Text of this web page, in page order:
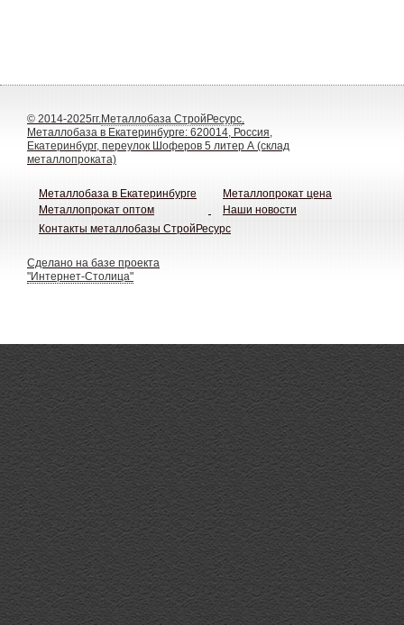
© 2014-2025гг.Металлобаза СтройРесурс.
Металлобаза в Екатеринбурге: 620014, Россия,
Екатеринбург, переулок Шоферов 5 литер А (склад
металлопроката)
Металлобаза в Екатеринбурге
Металлопрокат оптом
Металлопрокат цена
Наши новости
Контакты металлобазы СтройРесурс
Сделано на базе проекта
"Интернет-Столица"